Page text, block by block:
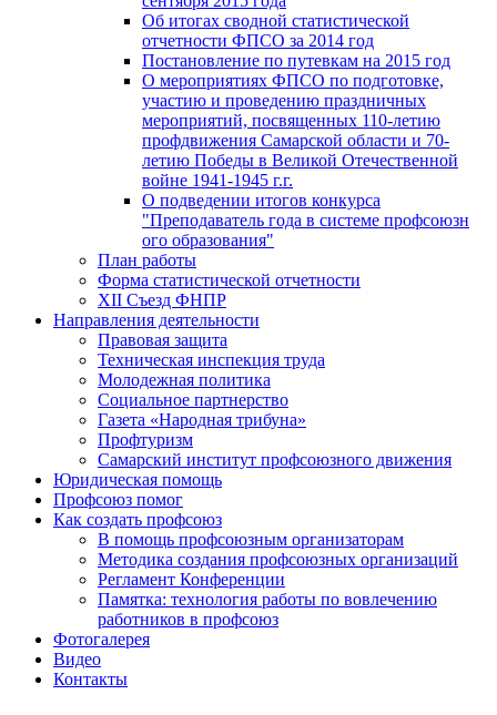
Об итогах сводной статистической
отчетности ФПСО за 2014 год
Постановление по путевкам на 2015 год
О мероприятиях ФПСО по подготовке,
участию и проведению праздничных
мероприятий, посвященных 110-летию
профдвижения Самарской области и 70-
летию Победы в Великой Отечественной
войне 1941-1945 г.г.
О подведении итогов конкурса
"Преподаватель года в системе профсоюзн
ого образования"
План работы
Форма статистической отчетности
XII Съезд ФНПР
Направления деятельности
Правовая защита
Техническая инспекция труда
Молодежная политика
Социальное партнерство
Газета «Народная трибуна»
Профтуризм
Самарский институт профсоюзного движения
Юридическая помощь
Профсоюз помог
Как создать профсоюз
В помощь профсоюзным организаторам
Методика создания профсоюзных организаций
Регламент Конференции
Памятка: технология работы по вовлечению
работников в профсоюз
Фотогалерея
Видео
Контакты